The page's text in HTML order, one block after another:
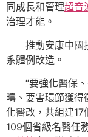
同成長和管理超音
治理才能。
推動安康中國
系體例改造。
“要強化醫保
疇、要害環節獲得
化醫改，共組建
109個省級名醫任